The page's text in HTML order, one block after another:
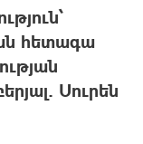
հետագա
Սուրեն